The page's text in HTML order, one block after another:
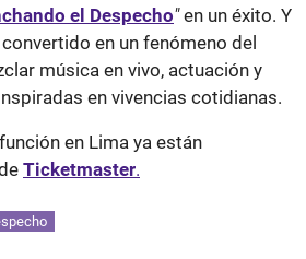
el Despecho"en un éxito. Y
en un fenómeno del
música en vivo, actuación y
en vivencias cotidianas.
en Lima ya están
Ticketmaster.